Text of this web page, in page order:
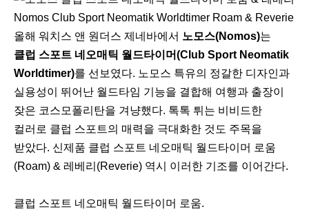
Nomos Club Sport Neomatik Worldtimer Roam & Reverie
올해 워치스 앤 원더스 제네바에서 노모스(Nomos)는
클럽 스포트 네오매틱 월드타이머(Club Sport Neomatik
Worldtimer)를 선보였다. 노모스 특유의 정갈한 디자인과
실용성이 뛰어난 월드타임 기능을 결합해 여행과 출장이
잦은 코스모폴리탄을 겨냥했다. 톡톡 튀는 비비드한
컬러로 클럽 스포트의 매력을 극대화한 것도 주목을
받았다. 신제품 클럽 스포트 네오매틱 월드타이머 로움
(Roam) & 레베리(Reverie) 역시 이러한 기조를 이어간다.
클럽 스포트 네오매틱 월드타이머 로움.